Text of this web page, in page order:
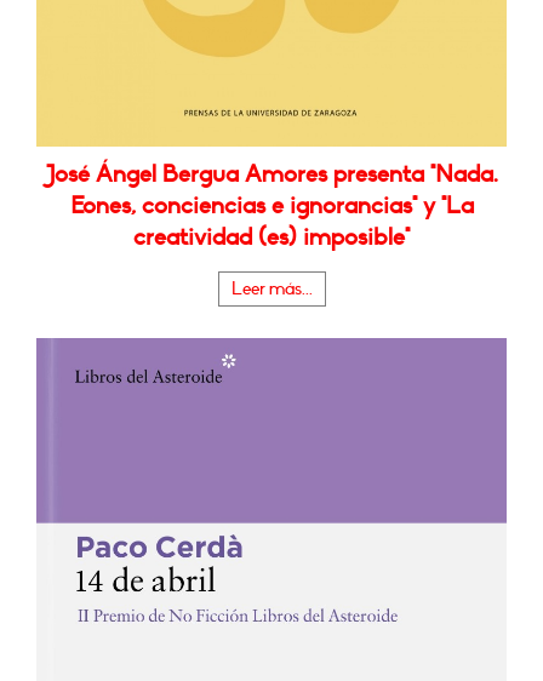
José Ángel Bergua Amores presenta "Nada.
Eones, conciencias e ignorancias" y "La
creatividad (es) imposible"
Leer más...